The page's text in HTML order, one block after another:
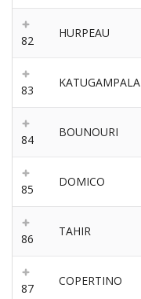
82
HURPEAU
83
KATUGAMPALA
84
BOUNOURI
85
DOMICO
86
TAHIR
87
COPERTINO